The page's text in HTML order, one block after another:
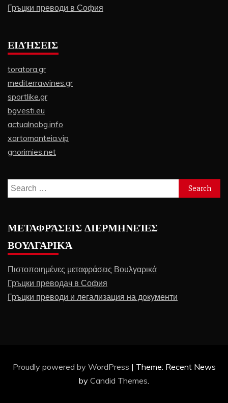
Гръцки преводи в София
ΕΙΔΉΣΕΙΣ
toratora.gr
mediterrawines.gr
sportlike.gr
bgvesti.eu
actualnobg.info
xartomanteia.vip
gnorimies.net
Search
for:
ΜΕΤΑΦΡΆΣΕΙΣ ΔΙΕΡΜΗΝΕΊΕΣ
ΒΟΥΛΓΑΡΙΚΆ
Πιστοποιημένες μεταφράσεις Βουλγαρικά
Гръцки преводач в София
Гръцки преводи и легализация на документи
Proudly powered by WordPress | Theme: Recent News
by Candid Themes.